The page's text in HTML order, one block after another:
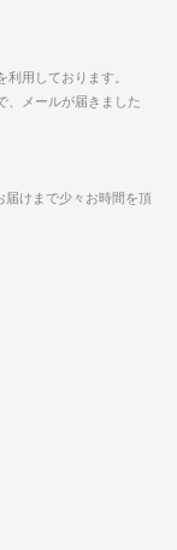
用しております。
、メールが届きました
届けまで少々お時間を頂